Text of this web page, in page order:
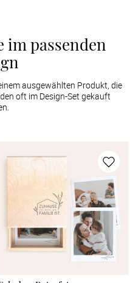
im passenden
ausgewählten Produkt, die
oft im Design-Set gekauft